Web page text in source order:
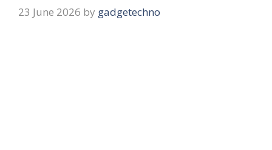
23 June 2026 by gadgetechno